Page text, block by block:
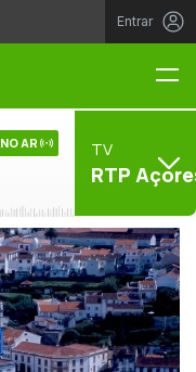
Entrar
NO AR TV
RTP